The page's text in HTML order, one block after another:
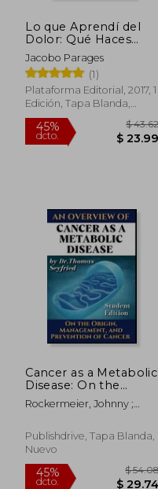
Lo que Aprendí del
Dolor: Qué Haces
Cuando el Dolor no
te Deja Vivir?
Empezar a Vivir
Jacobo Parages
(1)
Plataforma Editorial, 2017, 1
Edición, Tapa Blanda,
Nuevo
Cancer as a Metabolic
Disease: On the
Origin, Management
and Prevention of
Edition (en Inglés)
Rockermeier, Johnny ;
Publishdrive, Tapa Blanda,
Nuevo